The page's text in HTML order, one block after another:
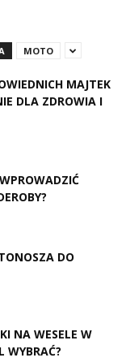
MOTO
MAJTEK
DLA ZDROWIA I
DO
NA WESELE W
WYBRAĆ?